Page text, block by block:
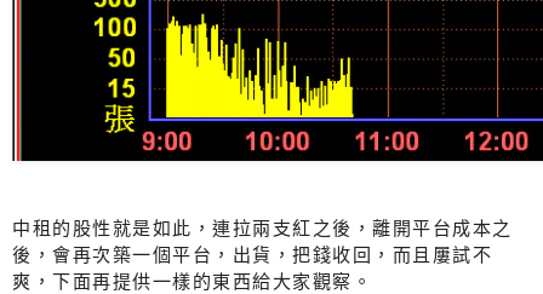
中租的股性就是如此，連拉兩支紅之後，離開平台成本之
後，會再次築一個平台，出貨，把錢收回，而且屢試不
爽，下面再提供一樣的東西給大家觀察。